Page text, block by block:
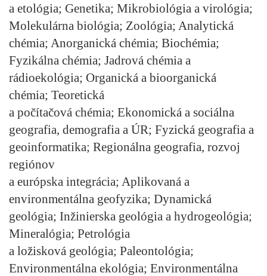
a etológia; Genetika; Mikrobiológia a virológia;
Molekulárna biológia; Zoológia; Analytická
chémia; Anorganická chémia; Biochémia;
Fyzikálna chémia; Jadrová chémia a
rádioekológia; Organická a bioorganická
chémia; Teoretická
a počítačová chémia; Ekonomická a sociálna
geografia, demografia a ÚR; Fyzická geografia a
geoinformatika; Regionálna geografia, rozvoj
regiónov
a európska integrácia; Aplikovaná a
environmentálna geofyzika; Dynamická
geológia; Inžinierska geológia a hydrogeológia;
Mineralógia; Petrológia
a ložisková geológia; Paleontológia;
Environmentálna ekológia; Environmentálna